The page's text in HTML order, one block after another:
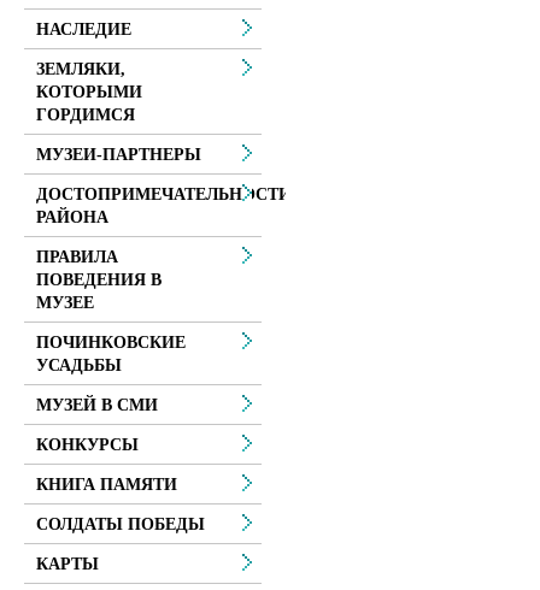
НАСЛЕДИЕ
ЗЕМЛЯКИ,
КОТОРЫМИ
ГОРДИМСЯ
МУЗЕИ-ПАРТНЕРЫ
ДОСТОПРИМЕЧАТЕЛЬНОСТИ
РАЙОНА
ПРАВИЛА
ПОВЕДЕНИЯ В
МУЗЕЕ
ПОЧИНКОВСКИЕ
УСАДЬБЫ
МУЗЕЙ В СМИ
КОНКУРСЫ
КНИГА ПАМЯТИ
СОЛДАТЫ ПОБЕДЫ
КАРТЫ